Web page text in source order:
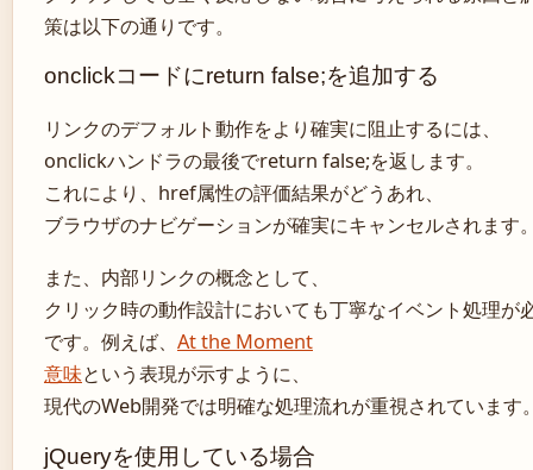
策は以下の通りです。
onclickコードにreturn false;を追加する
リンクのデフォルト動作をより確実に阻止するには、
onclickハンドラの最後でreturn false;を返します。
これにより、href属性の評価結果がどうあれ、
ブラウザのナビゲーションが確実にキャンセルされます
また、内部リンクの概念として、
クリック時の動作設計においても丁寧なイベント処理が
です。例えば、 At the Moment
意味という表現が示すように、
現代のWeb開発では明確な処理流れが重視されています
jQueryを使用している場合